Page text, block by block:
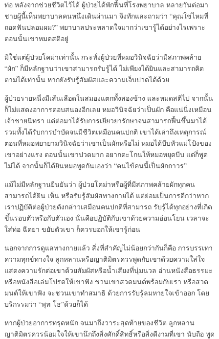
ท่อ หลังจากช่วยชีวิตไว้ได้ ผู้ป่วยได้พักฟื้นที่โรงพยาบาล หลายวันต่อมา
ชายผู้นี้เห็นพยาบาลคนหนึ่งเดินผ่านมา จึงทักและถามว่า “คุณใช่ไหมที่
ถอดฟันปลอมผม?” พยาบาลประหลาดใจมากว่าเขารู้ได้อย่างไรเพราะ
ตอนนั้นเขาหมดสติอยู่
มิใช่แต่ผู้ป่วยโคม่าเท่านั้น กระทั่งผู้ป่วยที่หมอวินิจฉัยว่ามีสภาพคล้าย
“ผัก” ก็มีหลักฐานว่าเขาสามารถรับรู้ได้ ไม่เพียงได้ยินและสามารถคิด
ตามได้เท่านั้น หากยังรับรู้สัมผัสและความเจ็บปวดได้ด้วย
ผู้ป่วยรายหนึ่งมีเส้นเลือดในสมองแตกทั้งสองข้าง และหมดสติไป จากนั้น
ก็ไม่แสดงอาการตอบสนองอีกเลย หมอวินิจฉัยว่าเป็นผัก คือแน่นิ่งเหมือน
เจ้าชายนิทรา แต่ต่อมาได้รับการเยียวยารักษาจนสามารถฟื้นขึ้นมาได้
รวมทั้งได้รับการบำบัดจนมีชีวิตเหมือนคนปกติ เขาได้เล่าถึงเหตุการณ์
ตอนที่หมอพยายามวินิจฉัยว่าเขาเป็นผักหรือไม่ หมอได้บีบหัวแม่โป้งของ
เขาอย่างแรง ตอนนั้นเขาปวดมาก อยากตะโกนให้หมอหยุดบีบ แต่ก็พูด
ไม่ได้ จากนั้นก็ได้ยินหมอพูดกันเองว่า “คนไข้คนนี้เป็นผักถาวร”
แม้ไม่มีหลักฐานยืนยันว่า ผู้ป่วยโคม่าหรือผู้ที่มีสภาพคล้ายผักทุกคน
สามารถได้ยิน เห็น หรือรับรู้สัมผัสทางกายได้ แต่ย่อมเป็นการดีกว่าหาก
เราปฏิบัติต่อผู้ป่วยดังกล่าวเสมือนคนปกติที่สามารถ รับรู้ได้ทุกอย่างที่เกิด
ขึ้นรอบตัวหรือกับตัวเอง นั่นคือปฏิบัติกับเขาด้วยความอ่อนโยน เวลาจะ
ใส่ท่อ ฉีดยา ขยับตัวเขา ก็ควรบอกให้เขารู้ก่อน
นอกจากการดูแลทางกายแล้ว สิ่งที่สำคัญไม่น้อยกว่ากันก็คือ การบรรเทา
ความทุกข์ทางใจ ลูกหลานหรือญาติมิตรควรพูดกับเขาด้วยความใส่ใจ
แสดงความรักต่อเขาด้วยสัมผัสหรือน้ำเสียงที่นุ่มนวล อ่านหนังสือธรรมะ
หรือหนังสือเล่มโปรดให้เขาฟัง ชวนเขาสวดมนต์พร้อมกับเรา หรือสวด
มนต์ให้เขาฟัง จะชวนเขาทำสมาธิ ด้วยการรับรู้ลมหายใจเข้าออก โดย
บริกรรมว่า “พุท-โธ”ด้วยก็ได้
หากผู้ป่วยอาการทรุดหนัก จนมาถึงวาระสุดท้ายของชีวิต ลูกหลาน
ญาติมิตรควรน้อมใจให้เขานึกถึงสิ่งศักดิ์สิทธิ์หรือสิ่งดีงามที่เขา นับถือ พูด